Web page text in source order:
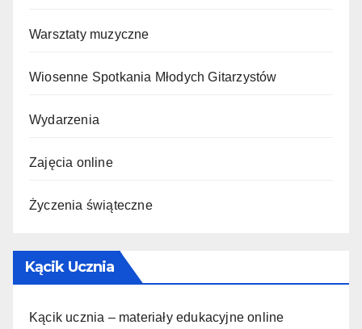
Warsztaty muzyczne
Wiosenne Spotkania Młodych Gitarzystów
Wydarzenia
Zajęcia online
Życzenia świąteczne
Kącik Ucznia
Kącik ucznia – materiały edukacyjne online